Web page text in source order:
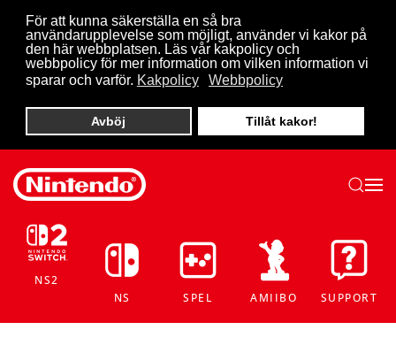
För att kunna säkerställa en så bra
användarupplevelse som möjligt, använder vi kakor på
den här webbplatsen. Läs vår kakpolicy och
webbpolicy för mer information om vilken information vi
sparar och varför. Kakpolicy Webbpolicy
Avböj Tillåt kakor!
Skip to main content
NS2
NS
SPEL AMIIBO SUPPORT